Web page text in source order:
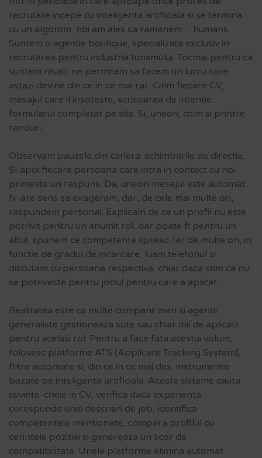
recrutare incepe cu inteligenta artificiala si se termina
cu un algoritm, noi am ales sa ramanem… humans.
Suntem o agentie boutique, specializata exclusiv in
recrutarea pentru industria turismului. Tocmai pentru ca
suntem nisati, ne permitem sa facem un lucru care
astazi devine din ce in ce mai rar. Citim fiecare CV,
mesajul care il insoteste, scrisoarea de intentie.
formularul completat pe site. Si, uneori, citim si printre
randuri.
Observam pauzele din cariera. schimbarile de directie.
SI apoi fiecare persoana care intra in contact cu noi
primeste un raspuns. Da, uneori mesajul este automat.
N-are sens sa exageram, dar, de cele mai multe ori,
raspundem personal. Explicam de ce un profil nu este
potrivit pentru un anumit rol, dar poate fi pentru un
altul, spunem ce competente lipsesc. Iar de multe ori, in
functie de gradul de incarcare, luam telefonul si
discutam cu persoana respectiva, chiar daca stim ca nu
se potriveste pentru jobul pentru care a aplicat.
Realitatea este ca multe companii mari si agentii
generaliste gestioneaza sute sau chiar mii de aplicatii
pentru acelasi rol. Pentru a face fata acestui volum,
folosesc platforme ATS (Applicant Tracking System),
filtre automate si, din ce in ce mai des, instrumente
bazate pe inteligenta artificiala. Aceste sisteme cauta
cuvinte-cheie in CV, verifica daca experienta
corespunde unei descrieri de job, identifica
competentele mentionate, compara profilul cu
cerintele pozitiei si genereaza un scor de
compatibilitate. Unele platforme elimina automat